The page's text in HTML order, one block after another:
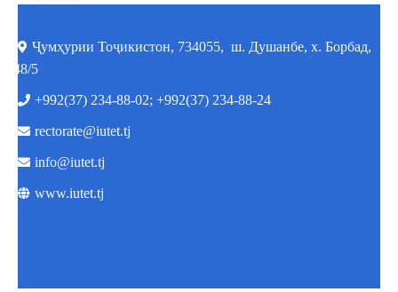
Ҷумҳурии Тоҷикистон, 734055, ш. Душанбе, х. Борбад,
48/5
+992(37) 234-88-02; +992(37) 234-88-24
rectorate@iutet.tj
info@iutet.tj
www.iutet.tj